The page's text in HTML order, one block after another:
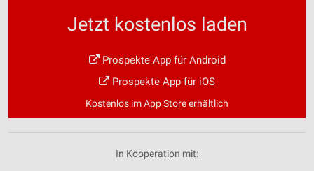
Jetzt kostenlos laden
Prospekte App für Android
Prospekte App für iOS
Kostenlos im App Store erhältlich
In Kooperation mit: